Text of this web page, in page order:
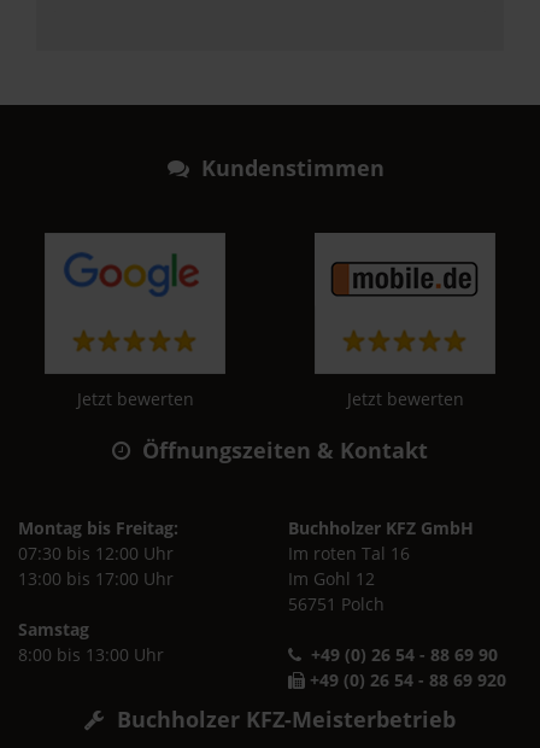
Kundenstimmen
Jetzt bewerten Jetzt bewerten
Öffnungszeiten & Kontakt
Montag bis Freitag:
07:30 bis 12:00 Uhr
13:00 bis 17:00 Uhr
Samstag
8:00 bis 13:00 Uhr
Buchholzer KFZ GmbH
Im roten Tal 16
Im Gohl 12
56751 Polch
+49 (0) 26 54 - 88 69 90
+49 (0) 26 54 - 88 69 920
Buchholzer KFZ-Meisterbetrieb